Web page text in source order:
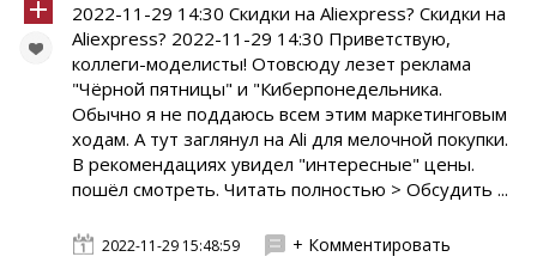
2022-11-29 14:30 Скидки на Aliexpress? Скидки на
Aliexpress? 2022-11-29 14:30 Приветствую,
коллеги-моделисты! Отовсюду лезет реклама
"Чёрной пятницы" и "Киберпонедельника.
Обычно я не поддаюсь всем этим маркетинговым
ходам. А тут заглянул на Ali для мелочной покупки.
В рекомендациях увидел "интересные" цены.
пошёл смотреть. Читать полностью > Обсудить ...
2022-11-29 15:48:59 + Комментировать